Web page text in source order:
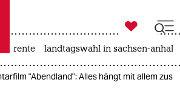
taz zahl ich
taz zahl ich

taz zahl ich
rente landtagswahl in sachsen-anhalt
"Abendland": Alles hängt mit allem